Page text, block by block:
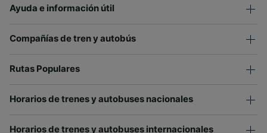
Ayuda e información útil
Compañías de tren y autobús
Rutas Populares
Horarios de trenes y autobuses nacionales
Horarios de trenes y autobuses internacionales